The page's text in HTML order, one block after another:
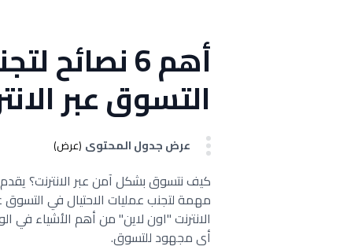
أهم 6
التسوق عبر
عرض جدول المحتوى (عرض)
كيف نتسوق بشكل آمن عبر الانترنت؟
مهمة لتجنب عمليات الاحتيال في التسوق
الانترنت "اون لاين" من أهم الأشياء
أي مجهود للتسوق.